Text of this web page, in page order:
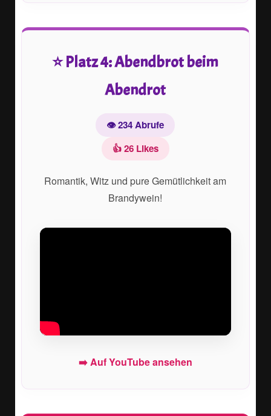
⭐ Platz 4: Abendbrot beim
Abendrot
👁️ 234 Abrufe
👍 26 Likes
Romantik, Witz und pure Gemütlichkeit am
Brandywein!
➡️ Auf YouTube ansehen